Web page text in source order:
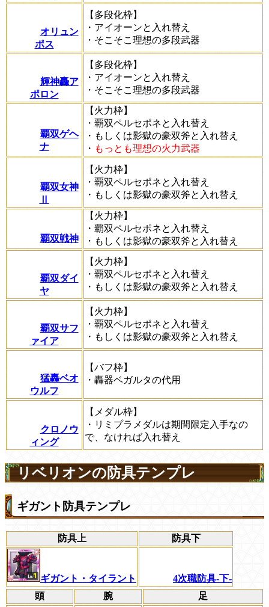
オリュン
ポス
【多段化枠】
・アイオーンと入れ替え
・そこそこ理想の多段武器
輝神轟ア
ポロン
【多段化枠】
・アイオーンと入れ替え
・そこそこ理想の多段武器
覇双ゲヘ
ナ
【火力枠】
・覇双ペルセポネと入れ替え
・もしくは影獄の豪双斧と入れ替え
・ もっとも理想の火力武器
覇双女神
【火力枠】
・覇双ペルセポネと入れ替え
・もしくは影獄の豪双斧と入れ替え
覇双戦神
【火力枠】
・覇双ペルセポネと入れ替え
・もしくは影獄の豪双斧と入れ替え
覇双ダイ
ヤ
【火力枠】
・覇双ペルセポネと入れ替え
・もしくは影獄の豪双斧と入れ替え
覇双サフ
ァイア
【火力枠】
・覇双ペルセポネと入れ替え
・もしくは影獄の豪双斧と入れ替え
猛轟ベオ
ウルフ
【バフ枠】
・轟器ベガルタの代用
クロノウ
ィング
【メダル枠】
・リミプラメダルは期間限定入手なの
で、なければ入れ替え
リベリオンの防具テンプレ
ギガント防具テンプレ
防具上 防具下
ギガント・タイラント
4次職防具-下-
頭
腕 足